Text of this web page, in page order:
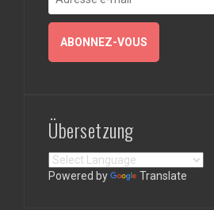
e-
mail
ABONNEZ-VOUS
Übersetzung
Powered by Translate